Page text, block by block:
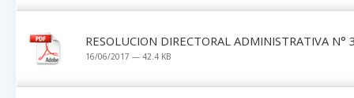
RESOLUCION DIRECTORAL ADMINISTRATIVA N°
16/06/2017 — 42.4 KB